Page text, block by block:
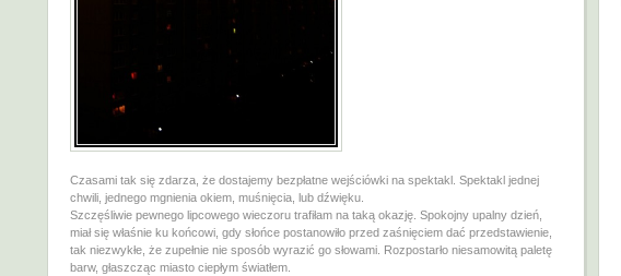
Czasami tak się zdarza, że dostajemy bezpłatne wejściówki na spektakl. Spektakl jednej
chwili, jednego mgnienia okiem, muśnięcia, lub dźwięku.
Szczęśliwie pewnego lipcowego wieczoru trafiłam na taką okazję. Spokojny upalny dzień,
miał się właśnie ku końcowi, gdy słońce postanowiło przed zaśnięciem dać przedstawienie,
tak niezwykłe, że zupełnie nie sposób wyrazić go słowami. Rozpostarło niesamowitą paletę
barw, głaszcząc miasto ciepłym światłem.